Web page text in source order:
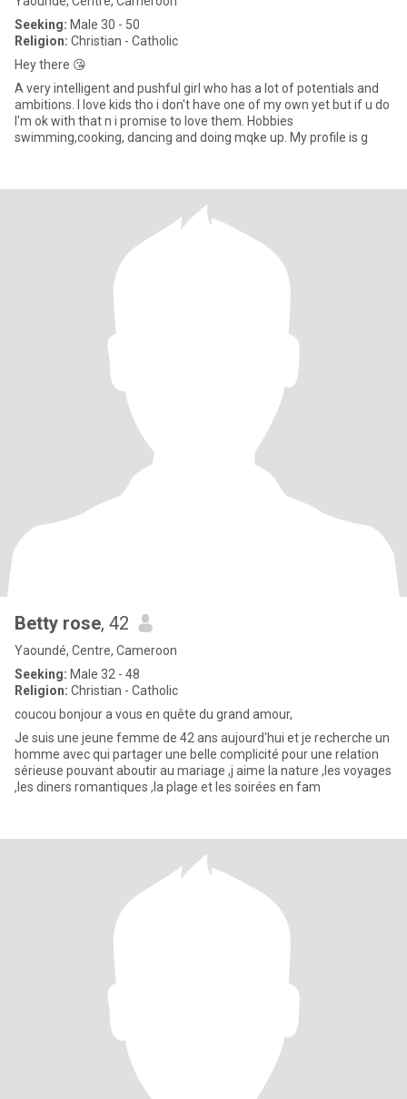
Seeking: Male 30 - 50
Religion: Christian - Catholic
Hey there 😘
A very intelligent and pushful girl who has a lot of potentials and
ambitions. I love kids tho i don't have one of my own yet but if u do
I'm ok with that n i promise to love them. Hobbies
swimming,cooking, dancing and doing mqke up. My profile is g
Betty rose, 42
Yaoundé, Centre, Cameroon
Seeking: Male 32 - 48
Religion: Christian - Catholic
coucou bonjour a vous en quête du grand amour,
Je suis une jeune femme de 42 ans aujourd'hui et je recherche un
homme avec qui partager une belle complicité pour une relation
sérieuse pouvant aboutir au mariage ,j aime la nature ,les voyages
,les diners romantiques ,la plage et les soirées en fam